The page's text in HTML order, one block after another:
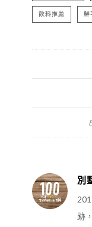
飲料推薦 鮮
別
跡